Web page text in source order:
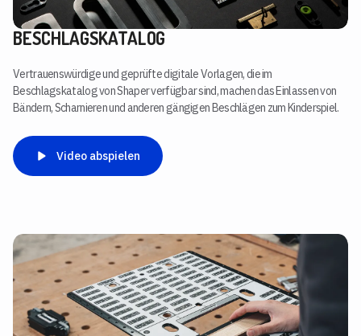
BESCHLAGSKATALOG
Vertrauenswürdige und geprüfte digitale Vorlagen, die im
Beschlagskatalog von Shaper verfügbar sind, machen das Einlassen von
Bändern, Scharnieren und anderen gängigen Beschlägen zum Kinderspiel.
Video abspielen